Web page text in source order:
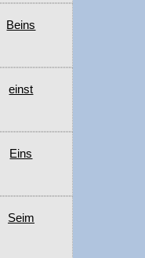
Beins
einst
Eins
Seim